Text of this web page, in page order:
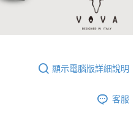
顯示電腦版詳細說明
客服